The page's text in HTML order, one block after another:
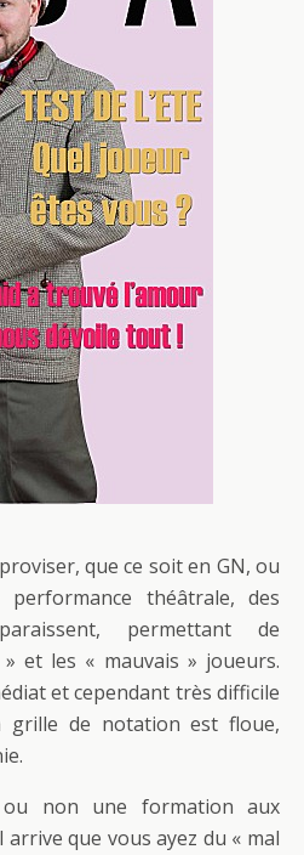
que ce soit en GN, ou
performance théâtrale, des
permettant de
et les « mauvais » joueurs.
et cependant très difficile
grille de notation est floue,
non une formation aux
que vous ayez du « mal